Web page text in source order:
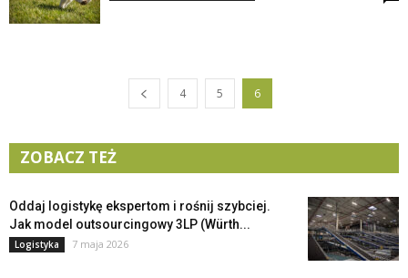
4 5 6
ZOBACZ TEŻ
Oddaj logistykę ekspertom i rośnij szybciej.
Jak model outsourcingowy 3LP (Würth...
Logistyka 7 maja 2026